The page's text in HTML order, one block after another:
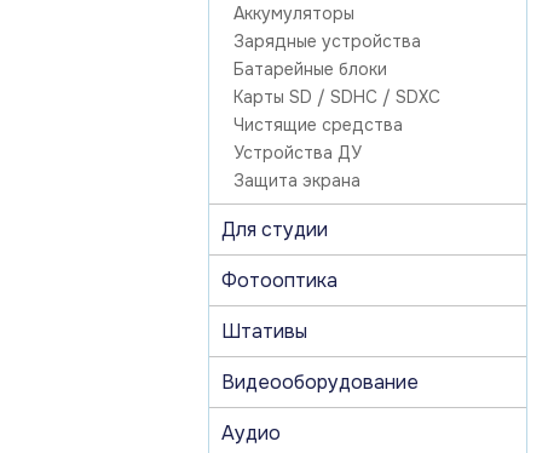
Аккумуляторы
Зарядные устройства
Батарейные блоки
Карты SD / SDHC / SDXC
Чистящие средства
Устройства ДУ
Защита экрана
Для студии
Фотооптика
Штативы
Видеооборудование
Аудио